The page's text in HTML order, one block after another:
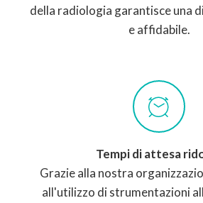
della radiologia garantisce una
e affidabile.
Tempi di attesa
Grazie alla nostra
all'utilizzo di strumentazioni